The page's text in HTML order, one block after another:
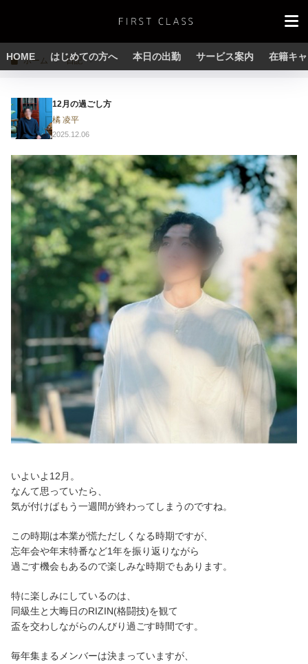
HOME はじめての方へ 本日の出勤 サービス案内 在籍キ
ホーム 日記
12月の過ごし方
橘 凌平
2025.12.06
いよいよ12月。
なんて思っていたら、
気が付けばもう一週間が終わってしまうのですね。
この時期は本業が慌ただしくなる時期ですが、
忘年会や年末特番など1年を振り返りながら
過ごす機会もあるので楽しみな時期でもあります。
特に楽しみにしているのは、
同級生と大晦日のRIZIN(格闘技)を観て
盃を交わしながらのんびり過ごす時間です。
毎年集まるメンバーは決まっていますが、